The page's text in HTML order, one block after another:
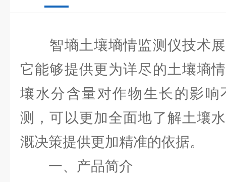
智墒土壤墒情监测仪技术展
它能够提供更为详尽的土壤墒
壤水分含量对作物生长的影响
测，可以更加全面地了解土壤
溉决策提供更加精准的依据。
一、产品简介